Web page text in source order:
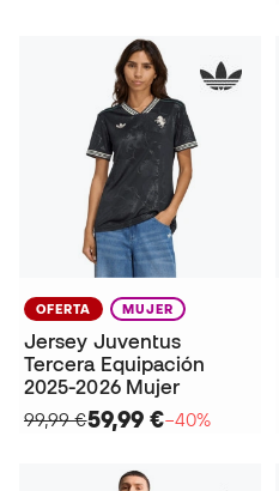
OFERTA MUJER
Jersey Juventus
Tercera Equipación
2025-2026 Mujer
99,99 €59,99 €−40%